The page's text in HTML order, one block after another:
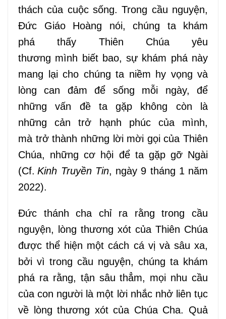
thách của cuộc sống. Trong cầu nguyện,
Đức Giáo Hoàng nói, chúng ta khám
pháthấy Thiên Chúa yêu
thương mình biết bao, sự khám phá này
mang lại cho chúng ta niềm hy vọng và
lòng can đảm để sống mỗi ngày, để
những vấn đề ta gặp không còn là
nhữngcảntrở hạnh phúc của mình,
mà trở thành những lời mời gọicủa Thiên
Chúa, nhữngcơ hội để ta gặp gỡ Ngài
(Cf. Kinh Truyền Tin, ngày 9 tháng 1 năm
2022).
Đức thánh cha chỉ ra rằng trong cầu
nguyện, lòng thương xót của Thiên Chúa
được thể hiện một cách cá vị và sâuxa,
bởi vì trong cầu nguyện, chúng ta khám
phá ra rằng, tận sâu thẳm, mọi nhu cầu
của con người là một lời nhắc nhở liên tục
về lòng thương xót của Chúa Cha. Quả